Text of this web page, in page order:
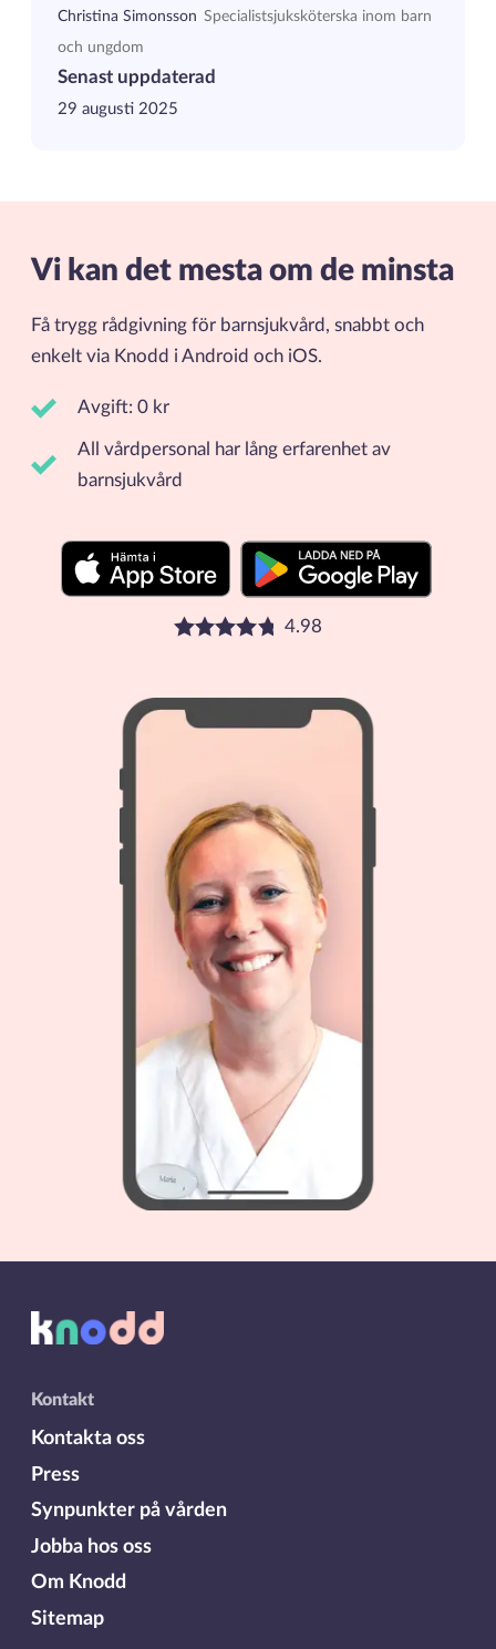
Christina Simonsson Specialistsjuksköterska inom barn
och ungdom
Senast uppdaterad
29 augusti 2025
Vi kan det mesta om de minsta
Få trygg rådgivning för barnsjukvård, snabbt och
enkelt via Knodd i Android och iOS.
Avgift: 0 kr
All vårdpersonal har lång erfarenhet av
barnsjukvård
Betyg: 4.98 stjärnor 4.98
Kontakt
Kontakta oss
Press
Synpunkter på vården
Jobba hos oss
Om Knodd
Sitemap